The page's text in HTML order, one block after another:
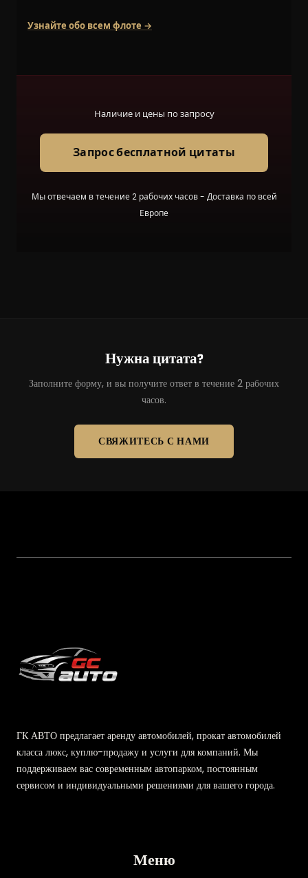
Узнайте обо всем флоте →
Наличие и цены по запросу
Запрос бесплатной цитаты
Мы отвечаем в течение 2 рабочих часов - Доставка по всей
Европе
Нужна цитата?
Заполните форму, и вы получите ответ в течение 2 рабочих
часов.
СВЯЖИТЕСЬ С НАМИ
ГК АВТО предлагает аренду автомобилей, прокат автомобилей
класса люкс, куплю-продажу и услуги для компаний. Мы
поддерживаем вас современным автопарком, постоянным
сервисом и индивидуальными решениями для вашего города.
Меню